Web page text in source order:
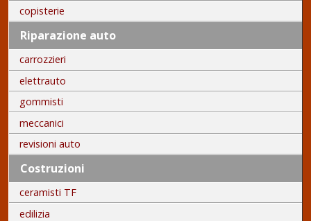
copisterie
Riparazione auto
carrozzieri
elettrauto
gommisti
meccanici
revisioni auto
Costruzioni
ceramisti TF
edilizia